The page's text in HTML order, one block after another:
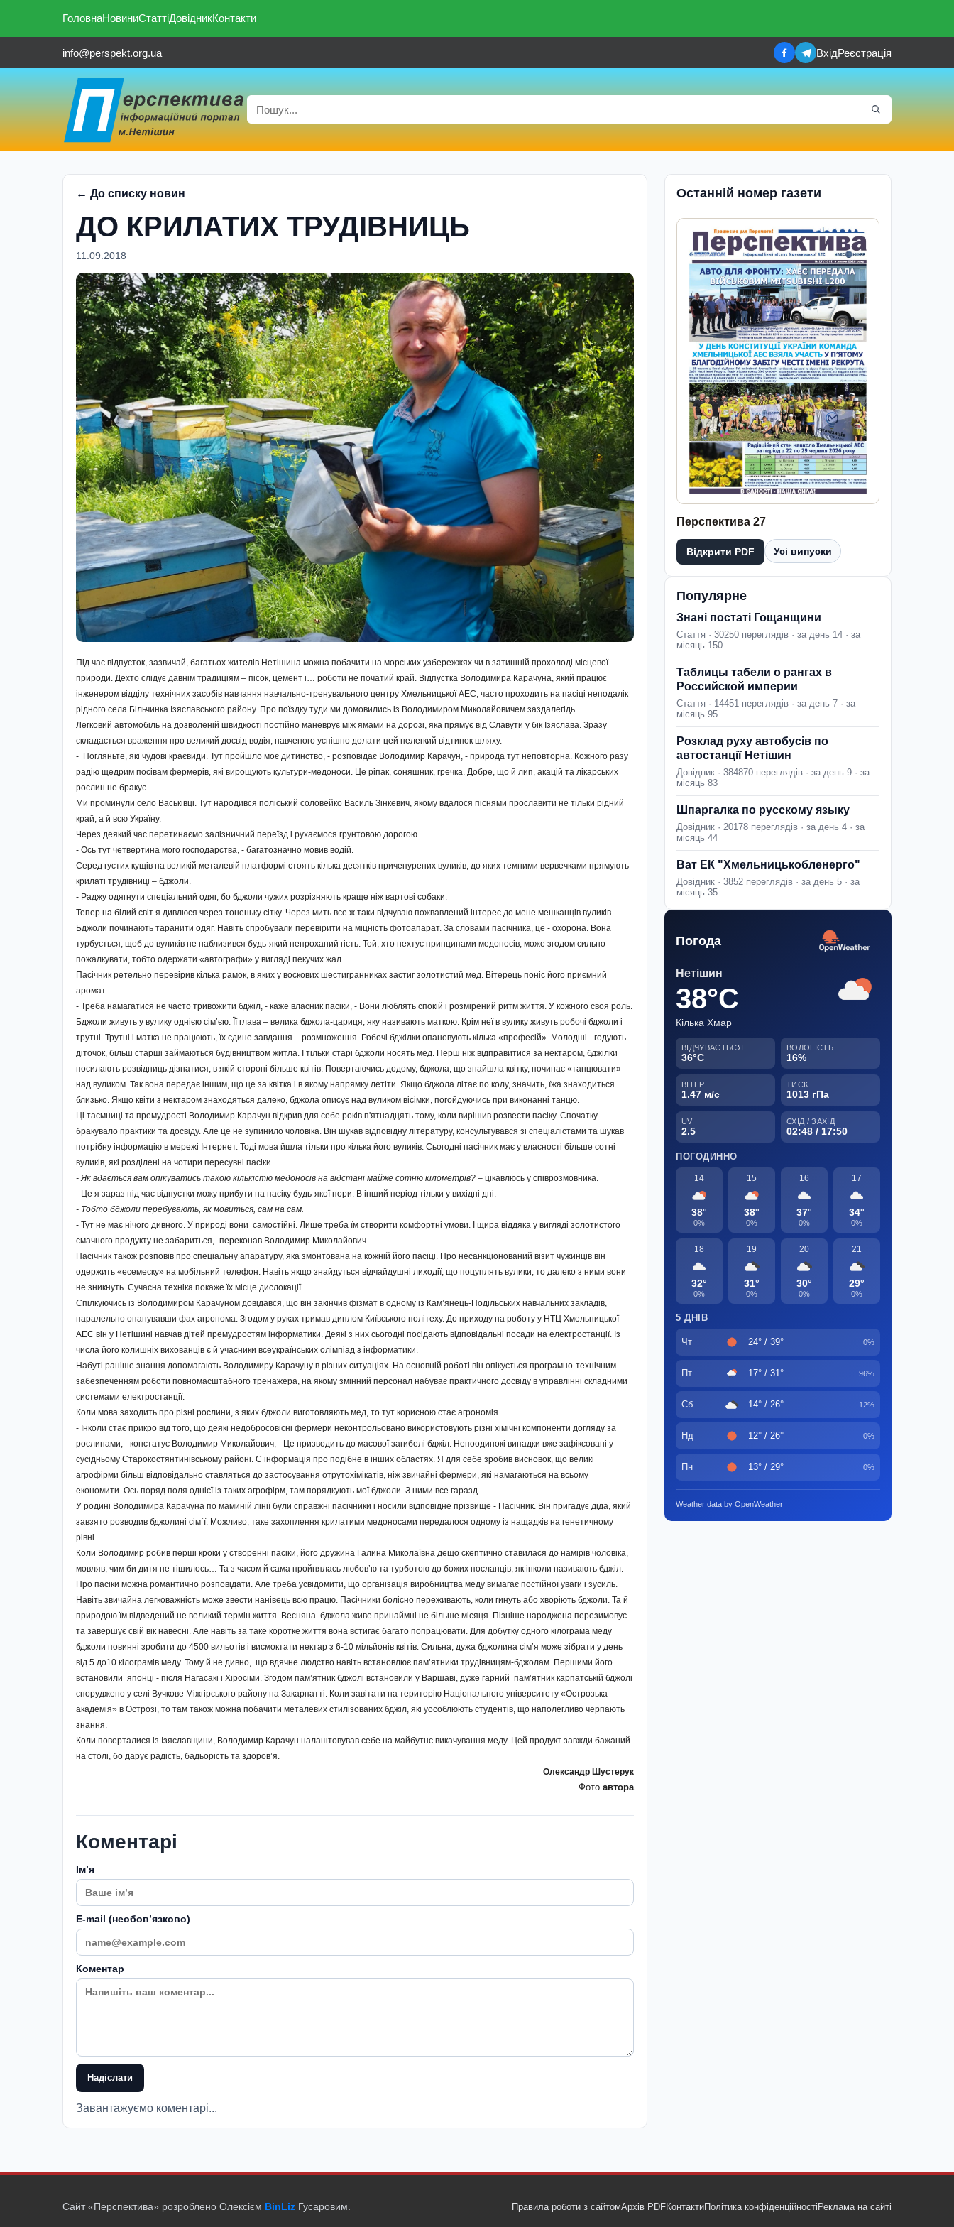
ГоловнаНовиниСтаттіДовідникКонтакти
info@perspekt.org.ua ВхідРеєстрація
← До списку новин
ДО КРИЛАТИХ ТРУДIВНИЦЬ
11.09.2018
Під час відпусток, зазвичай, багатьох жителів Нетішина можна побачити на морських узбережжях чи в затишній прохолоді місцевої
природи. Дехто слідує давнім традиціям – пісок, цемент і… роботи не початий край. Відпустка Володимира Карачуна, який працює
інженером відділу технічних засобів навчання навчально-тренувального центру Хмельницької АЕС, часто проходить на пасіці неподалік
рідного села Більчинка Ізяславського району. Про поїздку туди ми домовились із Володимиром Миколайовичем заздалегідь.
Легковий автомобіль на дозволеній швидкості постійно маневрує між ямами на дорозі, яка прямує від Славути у бік Ізяслава. Зразу
складається враження про великий досвід водія, навченого успішно долати цей нелегкий відтинок шляху.
- Погляньте, які чудові краєвиди. Тут пройшло моє дитинство, - розповідає Володимир Карачун, - природа тут неповторна. Кожного разу
радію щедрим посівам фермерів, які вирощують культури-медоноси. Це ріпак, соняшник, гречка. Добре, що й лип, акацій та лікарських
рослин не бракує.
Ми проминули село Васьківці. Тут народився поліський соловейко Василь Зінкевич, якому вдалося піснями прославити не тільки рідний
край, а й всю Україну.
Через деякий час перетинаємо залізничний переїзд і рухаємося грунтовою дорогою.
- Ось тут четвертина мого господарства, - багатозначно мовив водій.
Серед густих кущів на великій металевій платформі стоять кілька десятків причепурених вуликів, до яких темними вервечками прямують
крилаті трудівниці – бджоли.
- Раджу одягнути спеціальний одяг, бо бджоли чужих розрізняють краще ніж вартові собаки.
Тепер на білий світ я дивлюся через тоненьку сітку. Через мить все ж таки відчуваю пожвавлений інтерес до мене мешканців вуликів.
Бджоли починають таранити одяг. Навіть спробували перевірити на міцність фотоапарат. За словами пасічника, це - охорона. Вона
турбується, щоб до вуликів не наблизився будь-який непроханий гість. Той, хто нехтує принципами медоносів, може згодом сильно
пожалкувати, тобто одержати «автографи» у вигляді пекучих жал.
Пасічник ретельно перевірив кілька рамок, в яких у воскових шестигранниках застиг золотистий мед. Вітерець поніс його приємний
аромат.
- Треба намагатися не часто тривожити бджіл, - каже власник пасіки, - Вони люблять спокій і розмірений ритм життя. У кожного своя роль.
Бджоли живуть у вулику однією сім’єю. Її глава – велика бджола-цариця, яку називають маткою. Крім неї в вулику живуть робочі бджоли і
трутні. Трутні і матка не працюють, їх єдине завдання – розмноження. Робочі бджілки опановують кілька «професій». Молодші - годують
діточок, більш старші займаються будівництвом житла. І тільки старі бджоли носять мед. Перш ніж відправитися за нектаром, бджілки
посилають розвідниць дізнатися, в якій стороні більше квітів. Повертаючись додому, бджола, що знайшла квітку, починає «танцювати»
над вуликом. Так вона передає іншим, що це за квітка і в якому напрямку летіти. Якщо бджола літає по колу, значить, їжа знаходиться
близько. Якщо квіти з нектаром знаходяться далеко, бджола описує над вуликом вісімки, погойдуючись при виконанні танцю.
Ці таємниці та премудрості Володимир Карачун відкрив для себе років п'ятнадцять тому, коли вирішив розвести пасіку. Спочатку
бракувало практики та досвіду. Але це не зупинило чоловіка. Він шукав відповідну літературу, консультувався зі спеці­алістами та шукав
потрібну інформацію в мережі Інтернет. Тоді мова йшла тільки про кілька його вуликів. Сьогодні пасічник має у власності більше сотні
вуликів, які розділені на чотири пересувні пасіки.
- Як вдається вам опікуватись такою кількістю медоносів на відстані майже сотню кілометрів? – цікавлюсь у співрозмовника.
- Це я зараз під час відпустки можу прибути на пасіку будь-якої пори. В інший період тільки у вихідні дні.
- Тобто бджоли перебувають, як мовиться, сам на сам.
- Тут не має нічого дивного. У природі вони самостійні. Лише треба їм створити комфортні умови. І щира віддяка у вигляді золотистого
смачного продукту не забариться,- переконав Володимир Миколайович.
Пасічник також розповів про спеці­альну апаратуру, яка змонтована на кожній його пасіці. Про несанкціонований візит чужинців він
одержить «есемеску» на мобільний телефон. Навіть якщо знайдуться відчайдушні лиходії, що поцуплять вулики, то далеко з ними вони
не зникнуть. Сучасна техніка покаже їх місце дислокації.
Спілкуючись із Володимиром Карачуном довідався, що він закінчив фізмат в одному із Кам’янець-Подільських навчальних закладів,
паралельно опанувавши фах агронома. Згодом у руках тримав диплом Київського політеху. До приходу на роботу у НТЦ Хмельницької
АЕС він у Нетішині навчав дітей премудростям інформатики. Деякі з них сьогодні посідають відповідальні посади на електростанції. Із
числа його колишніх вихованців є й учасники всеукраїнських олімпіад з інформатики.
Набуті раніше знання допомагають Володимиру Карачуну в різних ситуаціях. На основній роботі він опікується програмно-технічним
забезпеченням роботи повномасштабного тренажера, на якому змінний персонал набуває практичного досвіду в управлінні складними
системами електростанції.
Коли мова заходить про різні рослини, з яких бджоли виготовляють мед, то тут корисною стає агрономія.
- Інколи стає прикро від того, що деякі недобросовісні фермери неконтрольовано використовують різні хімічні компоненти догляду за
рослинами, - констатує Володимир Миколайович, - Це призводить до масової загибелі бджіл. Непоодинокі випадки вже зафіксовані у
сусідньо­му Старокостянтинівському районі. Є інформація про поді­бне в інших областях. Я для себе зробив висновок, що великі
агрофірми більш відповідально ставляться до застосування отрутохімікатів, ніж звичайні фермери, які намагаються на всьому
економити. Ось поряд поля однієї із таких агрофірм, там порядкують мої бджоли. З ними все гаразд.
У родині Володимира Карачуна по маминій лінії були справжні пасічники і носили відповідне прізвище - Пасічник. Він пригадує діда, який
завзято розводив бджолині сім`ї. Можливо, таке захоплення крилатими медоносами передалося одному із нащадків на генетичному
рівні.
Коли Володимир робив перші кроки у створенні пасіки, його дружина Галина Миколаївна дещо скептично ставилася до намірів чоловіка,
мовляв, чим би дитя не тішилось… Та з часом й сама пройнялась любов’ю та турботою до божих посланців, як інколи називають бджіл.
Про пасі­ки можна романтично розповідати. Але треба усвідомити, що організація виробництва меду вимагає постійної уваги і зусиль.
Навіть звичайна легковажність може звести нанівець всю працю. Пасічники болісно переживають, коли гинуть або хворіють бджоли. Та й
природою їм відведений не великий термін життя. Весняна бджола живе принаймні не більше місяця. Пізніше народжена перезимовує
та завершує свій вік навесні. Але навіть за таке коротке життя вона встигає багато попрацювати. Для добутку одного кілограма меду
бджоли повинні зробити до 4500 вильотів і висмоктати нектар з 6-10 мільйонів квітів. Сильна, дужа бджолина сім’я може зібрати у день
від 5 до10 кілограмів меду. Тому й не дивно, що вдячне людство навіть встановлює пам’ятники трудівницям-бджолам. Першими його
встановили японці - після Нагасакі і Хіросіми. Згодом пам’ятник бджолі встановили у Варшаві, дуже гарний пам’я­тник карпатській бджолі
споруджено у селі Вучкове Міжгірського району на Закарпатті. Коли завітати на територію Національного університету «Острозька
академія» в Острозі, то там також можна побачити металевих стилізованих бджіл, які уособлюють студентів, що наполегливо черпають
знання.
Коли поверталися із Ізяславщини, Володимир Карачун налаштовував себе на майбутнє викачування меду. Цей продукт завжди бажаний
на столі, бо дарує радість, бадьорість та здоров’я.
Олександр Шустерук
Фото автора
Коментарі
Імʼя
E-mail (необовʼязково)
Коментар
Надіслати
Завантажуємо коментарі...
Останній номер газети
Перспектива 27
Відкрити PDF Усі випуски
Популярне
Знані постаті Гощанщини
Стаття · 30250 переглядів · за день 14 · за
місяць 150
Таблицы табели о рангах в
Российской империи
Стаття · 14451 переглядів · за день 7 · за
місяць 95
Розклад руху автобусів по
автостанції Нетішин
Довідник · 384870 переглядів · за день 9 · за
місяць 83
Шпаргалка по русскому языку
Довідник · 20178 переглядів · за день 4 · за
місяць 44
Ват ЕК "Хмельницькобленерго"
Довідник · 3852 переглядів · за день 5 · за
місяць 35
Погода
Нетішин
38°C
Кілька Хмар
ВІДЧУВАЄТЬСЯ
36°C
ВОЛОГІСТЬ
16%
ВІТЕР
1.47 м/с
ТИСК
1013 гПа
UV
2.5
СХІД / ЗАХІД
02:48 / 17:50
ПОГОДИННО
14
38°
0%
15
38°
0%
16
37°
0%
17
34°
0%
18
32°
0%
19
31°
0%
20
30°
0%
21
29°
0%
5 ДНІВ
Чт 24° / 39° 0%
Пт 17° / 31° 96%
Сб 14° / 26° 12%
Нд 12° / 26° 0%
Пн 13° / 29° 0%
Weather data by OpenWeather
Сайт «Перспектива» розроблено Олексієм BinLiz Гусаровим. Правила роботи з сайтомАрхів PDFКонтактиПолітика конфіденційностіРеклама на сайті